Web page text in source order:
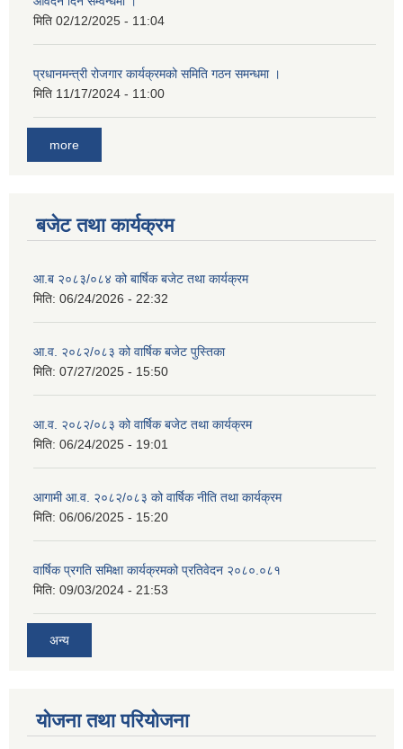
मिति 02/12/2025 - 11:04
प्रधानमन्त्री रोजगार कार्यक्रमको समिति गठन समन्धमा ।
मिति 11/17/2024 - 11:00
more
बजेट तथा कार्यक्रम
आ.ब २०८३/०८४ को बार्षिक बजेट तथा कार्यक्रम
मिति: 06/24/2026 - 22:32
आ.व. २०८२/०८३ को वार्षिक बजेट पुस्तिका
मिति: 07/27/2025 - 15:50
आ.व. २०८२/०८३ को वार्षिक बजेट तथा कार्यक्रम
मिति: 06/24/2025 - 19:01
आगामी आ.व. २०८२/०८३ को वार्षिक नीति तथा कार्यक्रम
मिति: 06/06/2025 - 15:20
वार्षिक प्रगति समिक्षा कार्यक्रमको प्रतिवेदन २०८०.०८१
मिति: 09/03/2024 - 21:53
अन्य
योजना तथा परियोजना